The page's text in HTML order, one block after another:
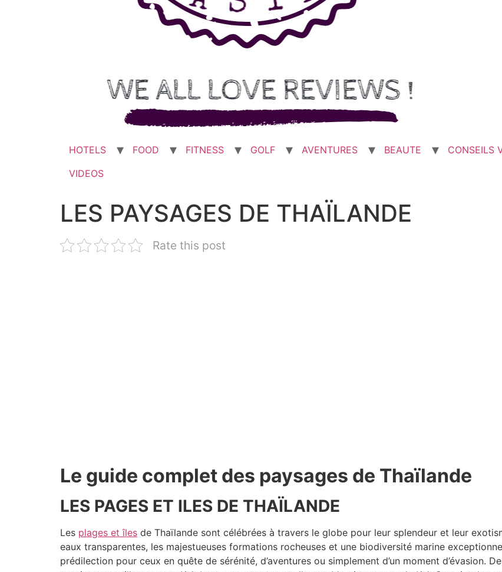
HOTELS FOOD FITNESS GOLF AVENTURES BEAUTE CONSEILS
VIDEOS
LES PAYSAGES DE THAÏLANDE
Rate this post
Le guide complet des paysages de Thaïlande
LES PAGES ET ILES DE THAÏLANDE
Les plages et îles de Thaïlande sont célébrées à travers le globe pour leur splendeur et leur
eaux transparentes, les majestueuses formations rocheuses et une biodiversité marine
prédilection pour ceux en quête de sérénité, d’aventures ou simplement d’un moment d’évasion.